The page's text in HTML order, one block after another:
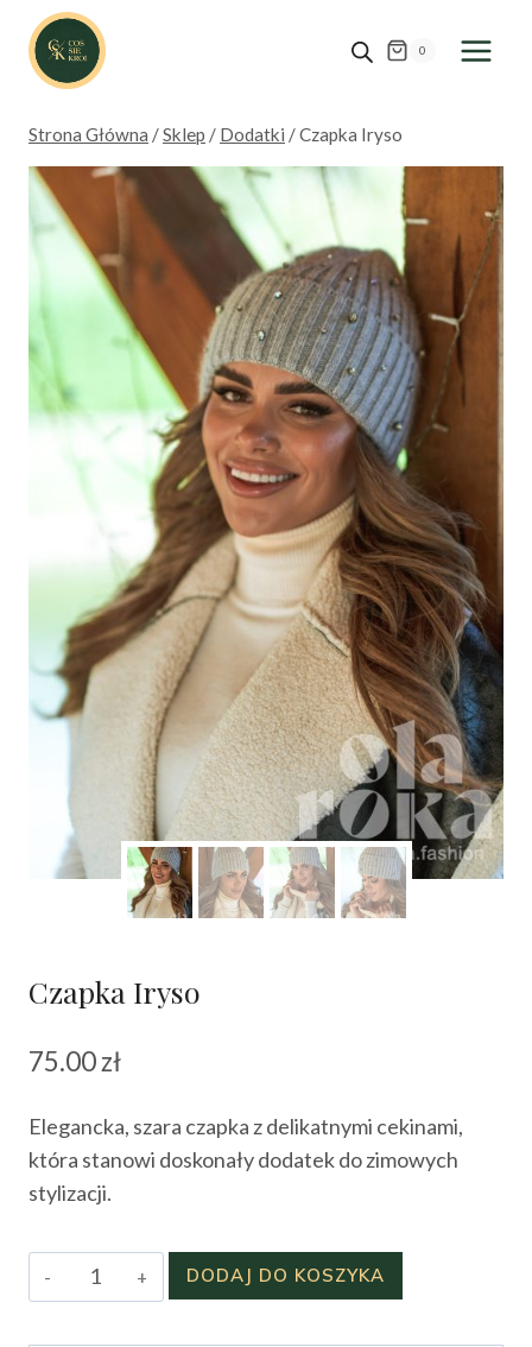
Przejdź
treści
0
Strona Główna /Sklep / Dodatki /Czapka Iryso
Czapka Iryso
75.00zł
Elegancka, szara czapka z delikatnymi cekinami,
która stanowi doskonały dodatek do zimowych
stylizacji.
ilość
Czapka
DODAJ DO KOSZYKA